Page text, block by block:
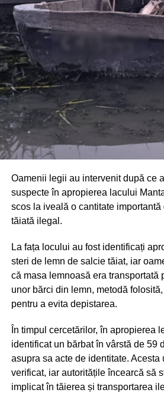
Din fericire, nimeni nu a avut de
comunității au mulțumit atât
localnicilor care au intervenit
limitarea pagubelor.
Oamenii legii au intervenit după ce
suspecte în apropierea lacului
scos la iveală o cantitate
tăiată ilegal.
La fața locului au fost identificați
steri de lemn de salcie tăiat, iar
că masa lemnoasă era transportată
unor bărci din lemn, metodă
pentru a evita depistarea.
În timpul cercetărilor, în apropierea
identificat un bărbat în vârstă de 59
asupra sa acte de identitate. Acesta
verificat, iar autoritățile încearcă să
implicat în tăierea și transportarea